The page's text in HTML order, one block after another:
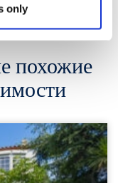
only
похожие